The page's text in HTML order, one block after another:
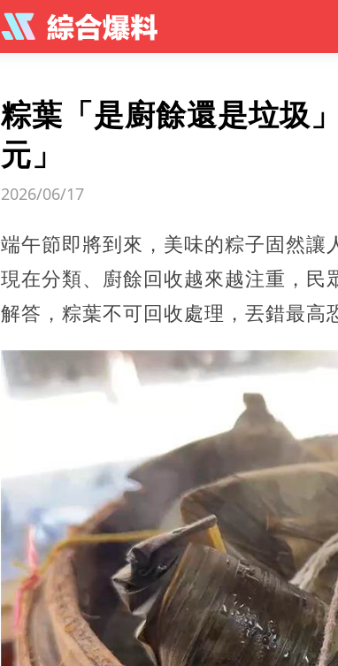
粽葉「是廚餘還是垃圾
元」
2026/06/17
端午節即將到來，美味的粽子固然讓
現在分類、廚餘回收越來越注重，民
解答，粽葉不可回收處理，丟錯最高